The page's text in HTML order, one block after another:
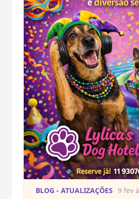
BLOG - ATUALIZAÇÕES 9 fev